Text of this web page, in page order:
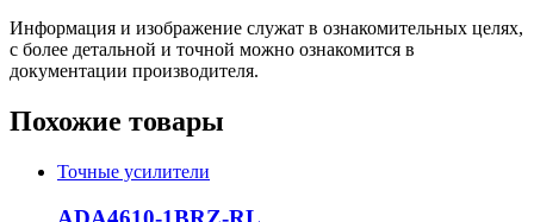
Информация и изображение служат в ознакомительных целях,
с более детальной и точной можно ознакомится в
документации производителя.
Похожие товары
Точные усилители